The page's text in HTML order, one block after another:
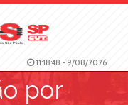
11:18:48 - 9/08/2026
por